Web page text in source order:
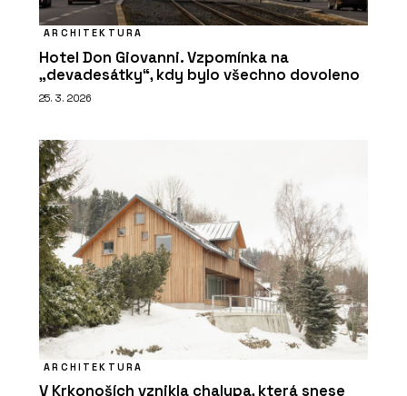
ARCHITEKTURA
Hotel Don Giovanni. Vzpomínka na
„devadesátky“, kdy bylo všechno dovoleno
25. 3. 2026
ARCHITEKTURA
V Krkonoších vznikla chalupa, která snese